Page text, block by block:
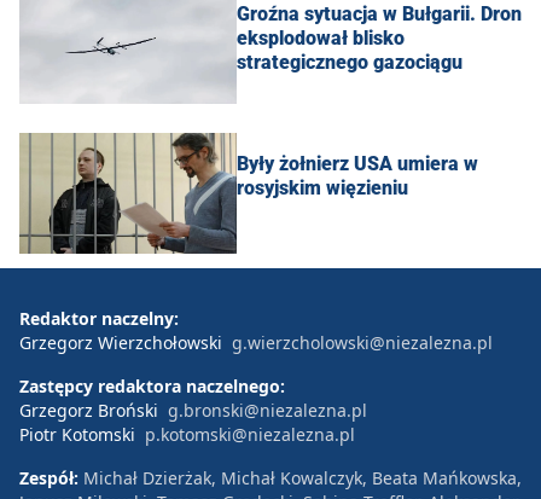
Groźna sytuacja w Bułgarii. Dron
eksplodował blisko
strategicznego gazociągu
Były żołnierz USA umiera w
rosyjskim więzieniu
Redaktor naczelny:
Grzegorz Wierzchołowski g.wierzcholowski@niezalezna.pl
Zastępcy redaktora naczelnego:
Grzegorz Broński g.bronski@niezalezna.pl
Piotr Kotomski p.kotomski@niezalezna.pl
Zespół: Michał Dzierżak, Michał Kowalczyk, Beata Mańkowska,